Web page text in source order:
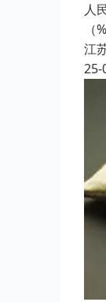
人
江
25-